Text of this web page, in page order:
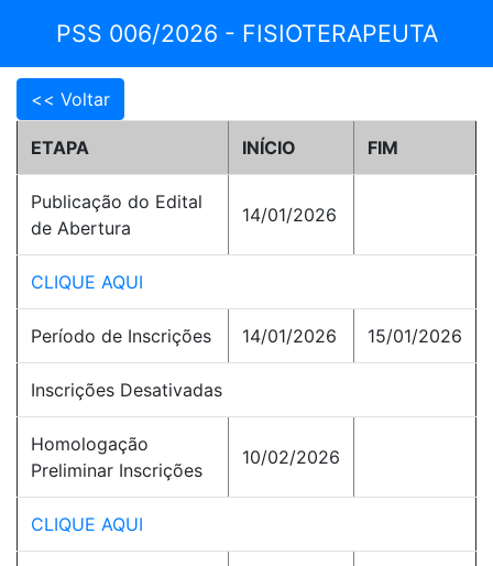
PSS 006/2026 - FISIOTERAPEUTA
ETAPA INÍCIO FIM
Publicação do Edital
de Abertura
14/01/2026
CLIQUE AQUI
Período de Inscrições 14/01/2026 15/01/2026
Inscrições Desativadas
Homologação
Preliminar Inscrições
10/02/2026
CLIQUE AQUI